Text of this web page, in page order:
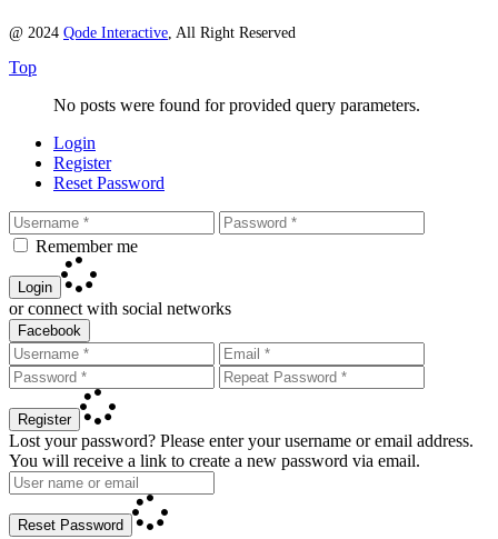
@ 2024 Qode Interactive, All Right Reserved
Top
No posts were found for provided query parameters.
Login
Register
Reset Password
Remember me
Login
or connect with social networks
Facebook
Register
Lost your password? Please enter your username or email address.
You will receive a link to create a new password via email.
Reset Password